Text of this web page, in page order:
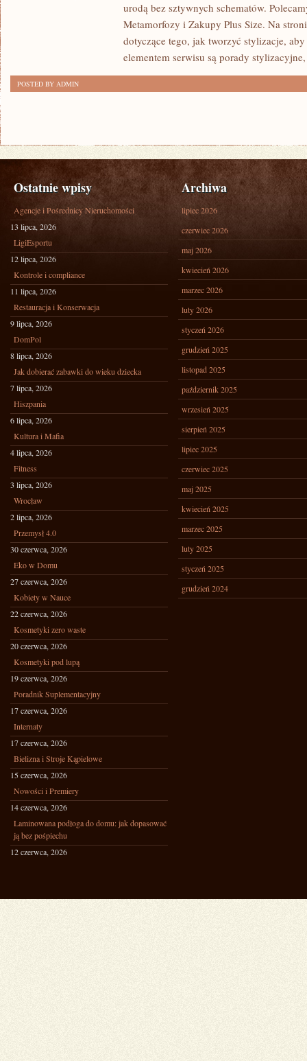
STROJE
KĄPIELOWE
urodą bez sztywnych schematów.
Metamorfozy i Zakupy Plus Size. Na
dotyczące tego, jak tworzyć stylizacje,
elementem serwisu są porady
POSTED BY ADMIN
Ostatnie wpisy
Agencje i Pośrednicy Nieruchomości
13 lipca, 2026
LigiEsportu
12 lipca, 2026
Kontrole i compliance
11 lipca, 2026
Restauracja i Konserwacja
9 lipca, 2026
DomPol
8 lipca, 2026
Jak dobierać zabawki do wieku dziecka
7 lipca, 2026
Hiszpania
6 lipca, 2026
Kultura i Mafia
4 lipca, 2026
Fitness
3 lipca, 2026
Wrocław
2 lipca, 2026
Przemysł 4.0
30 czerwca, 2026
Eko w Domu
27 czerwca, 2026
Kobiety w Nauce
22 czerwca, 2026
Kosmetyki zero waste
20 czerwca, 2026
Kosmetyki pod lupą
19 czerwca, 2026
Poradnik Suplementacyjny
17 czerwca, 2026
Internaty
17 czerwca, 2026
Bielizna i Stroje Kąpielowe
15 czerwca, 2026
Nowości i Premiery
14 czerwca, 2026
Laminowana podłoga do domu: jak dopasować
ją bez pośpiechu
12 czerwca, 2026
Archiwa
lipiec 2026
czerwiec 2026
maj 2026
kwiecień 2026
marzec 2026
luty 2026
styczeń 2026
grudzień 2025
listopad 2025
październik 2025
wrzesień 2025
sierpień 2025
lipiec 2025
czerwiec 2025
maj 2025
kwiecień 2025
marzec 2025
luty 2025
styczeń 2025
grudzień 2024